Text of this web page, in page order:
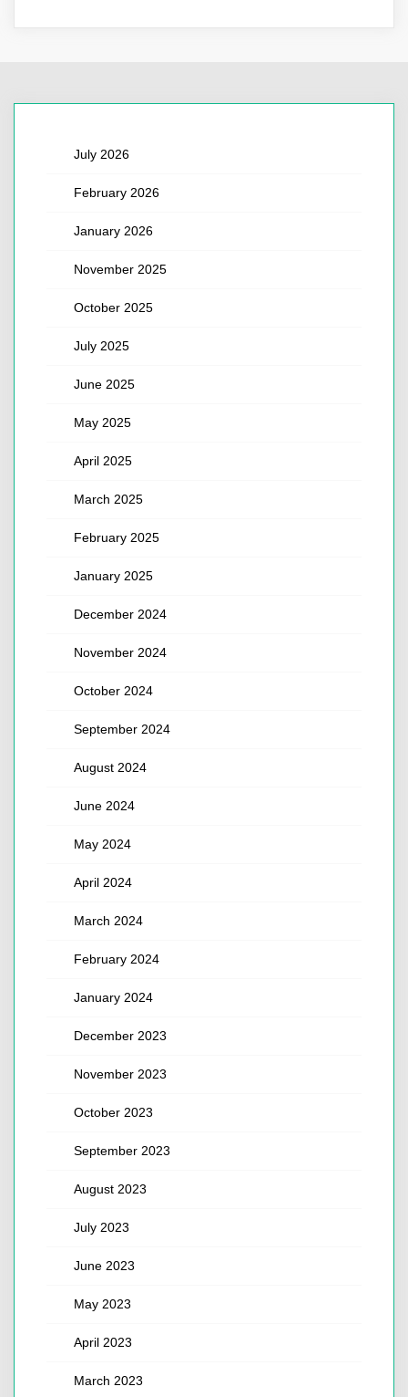
July 2026
February 2026
January 2026
November 2025
October 2025
July 2025
June 2025
May 2025
April 2025
March 2025
February 2025
January 2025
December 2024
November 2024
October 2024
September 2024
August 2024
June 2024
May 2024
April 2024
March 2024
February 2024
January 2024
December 2023
November 2023
October 2023
September 2023
August 2023
July 2023
June 2023
May 2023
April 2023
March 2023